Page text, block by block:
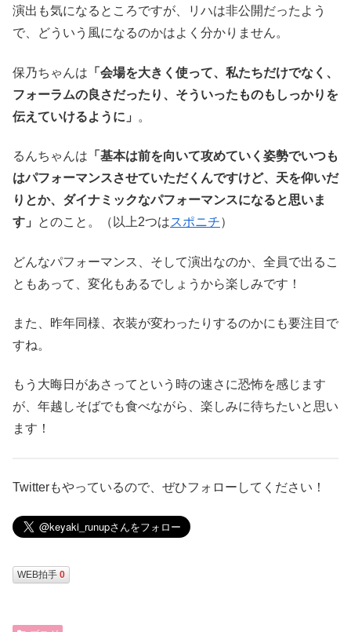
演出も気になるところですが、リハは非公開だったよう
で、どういう風になるのかはよく分かりません。
保乃ちゃんは 「会場を大きく使って、私たちだけでなく、
フォーラムの良さだったり、そういったものもしっかりを
伝えていけるように」
。
るんちゃんは 「基本は前を向いて攻めていく姿勢でいつも
はパフォーマンスさせていただくんですけど、天を仰いだ
りとか、ダイナミックなパフォーマンスになると思いま
す」
とのこと。（以上2つはスポニチ）
どんなパフォーマンス、そして演出なのか、全員で出るこ
ともあって、変化もあるでしょうから楽しみです！
また、昨年同様、衣装が変わったりするのかにも要注目で
すね。
もう大晦日があさってという時の速さに恐怖を感じます
が、年越しそばでも食べながら、楽しみに待ちたいと思い
ます！
Twitterもやっているので、ぜひフォローしてください！
WEB拍手 0